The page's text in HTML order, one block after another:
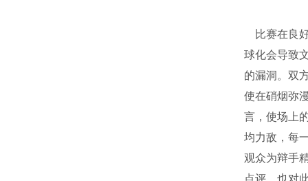
比赛在良
球化会导致
的漏洞。双
使在硝烟弥
言，使场上
均力敌，每
观众为辩手
点评，也对